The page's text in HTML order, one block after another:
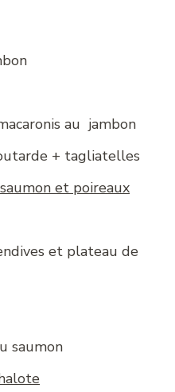
au jambon
+ tagliatelles
et poireaux
et plateau de
saumon